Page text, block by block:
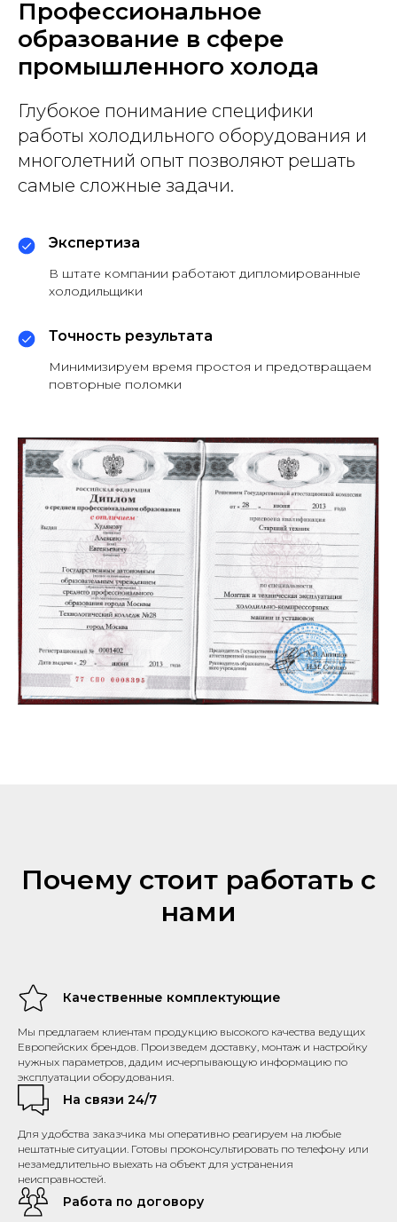
Профессиональное
образование в сфере
промышленного холода
Глубокое понимание специфики
работы холодильного оборудования и
многолетний опыт позволяют решать
самые сложные задачи.
Экспертиза
В штате компании работают дипломированные
холодильщики
Точность результата
Минимизируем время простоя и предотвращаем
повторные поломки
Почему стоит работать с
нами
Качественные комплектующие
Мы предлагаем клиентам продукцию высокого качества ведущих
Европейских брендов. Произведем доставку, монтаж и настройку
нужных параметров, дадим исчерпывающую информацию по
эксплуатации оборудования.
На связи 24/7
Для удобства заказчика мы оперативно реагируем на любые
нештатные ситуации. Готовы проконсультировать по телефону или
незамедлительно выехать на объект для устранения
неисправностей.
Работа по договору